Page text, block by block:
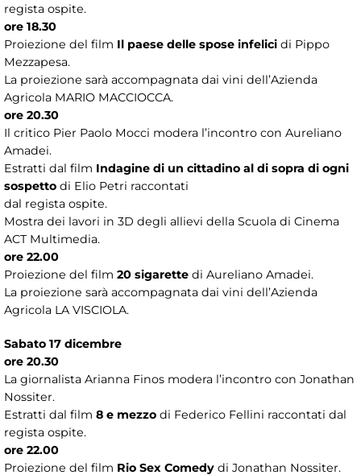
regista ospite.
ore 18.30
Proiezione del film Il paese delle spose infelici di Pippo
Mezzapesa.
La proiezione sarà accompagnata dai vini dell’Azienda
Agricola MARIO MACCIOCCA.
ore 20.30
Il critico Pier Paolo Mocci modera l’incontro con Aureliano
Amadei.
Estratti dal film Indagine di un cittadino al di sopra di ogni
sospetto di Elio Petri raccontati
dal regista ospite.
Mostra dei lavori in 3D degli allievi della Scuola di Cinema
ACT Multimedia.
ore 22.00
Proiezione del film 20 sigarette di Aureliano Amadei.
La proiezione sarà accompagnata dai vini dell’Azienda
Agricola LA VISCIOLA.
Sabato 17 dicembre
ore 20.30
La giornalista Arianna Finos modera l’incontro con Jonathan
Nossiter.
Estratti dal film 8 e mezzo di Federico Fellini raccontati dal
regista ospite.
ore 22.00
Proiezione del film Rio Sex Comedy di Jonathan Nossiter.